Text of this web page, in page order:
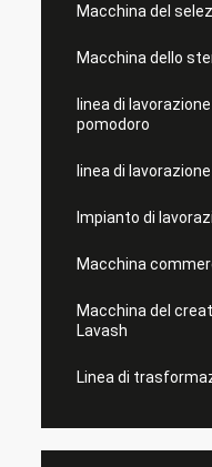
Macchina del
Macchina dello
linea di
pomodoro
linea di
Impianto di
Macchina
Macchina del
Lavash
Linea di